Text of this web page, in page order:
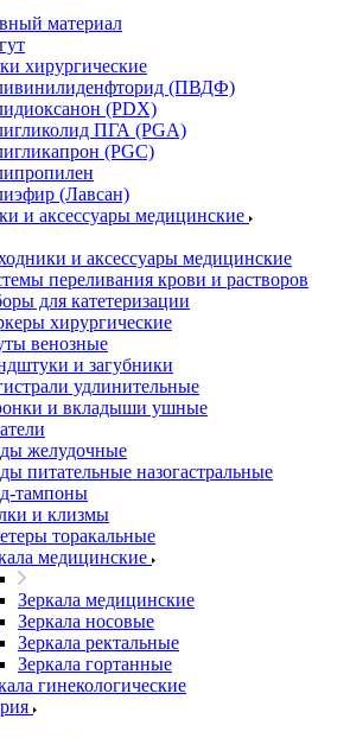
материал
хирургические
(ПВДФ)
(PDX)
ПГА (PGA)
(PGC)
(Лавсан)
и аксессуары медицинские
и аксессуары медицинские
переливания крови и растворов
для катетеризации
хирургические
венозные
и загубники
удлинительные
и вкладыши ушные
желудочные
питательные назогастральные
тампоны
и клизмы
торакальные
медицинские
Зеркала медицинские
Зеркала носовые
Зеркала ректальные
Зеркала гортанные
гинекологические